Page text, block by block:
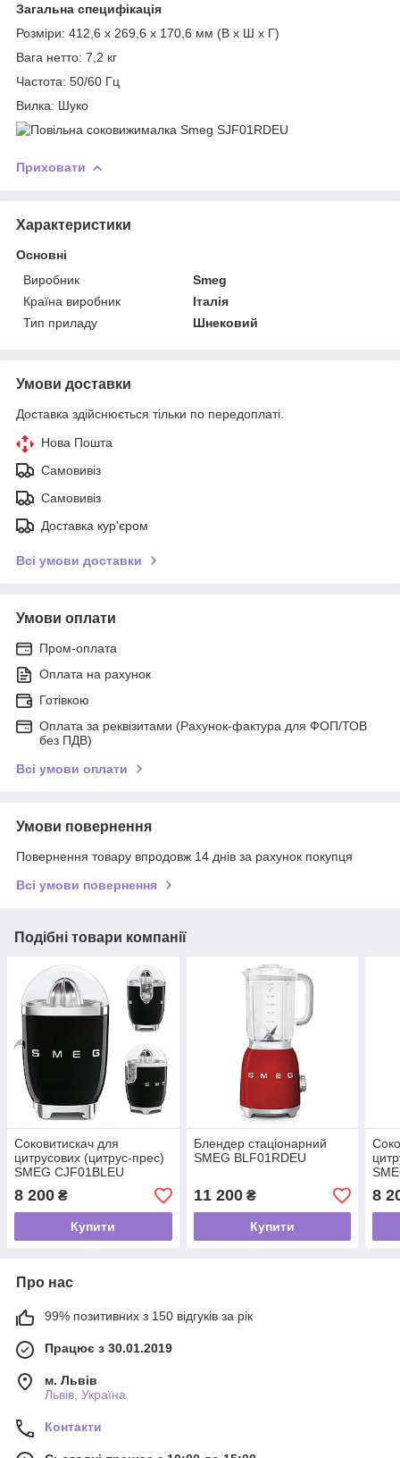
Загальна специфікація
Розміри: 412,6 x 269,6 x 170,6 мм (В x Ш x Г)
Вага нетто: 7,2 кг
Частота: 50/60 Гц
Вилка: Шуко
Приховати
Характеристики
Основні
Виробник
Smeg
Країна виробник
Італія
Тип приладу
Шнековий
Умови доставки
Доставка здійснюється тільки по передоплаті.
Нова Пошта
Самовивіз
Самовивіз
Доставка кур'єром
Всі умови доставки
Умови оплати
Пром-оплата
Оплата на рахунок
Готівкою
Оплата за реквізитами (Рахунок-фактура для ФОП/ТОВ
без ПДВ)
Всі умови оплати
Умови повернення
Повернення товару впродовж 14 днів за рахунок покупця
Всі умови повернення
Подібні товари компанії
Соковитискач для
цитрусових (цитрус-прес)
SMEG CJF01BLEU
8 200 ₴
Купити
Блендер стаціонарний
SMEG BLF01RDEU
11 200₴
Купити
8
Про нас
99% позитивних з 150 відгуків за рік
Працює з 30.01.2019
м. Львів
Львів, Україна
Контакти